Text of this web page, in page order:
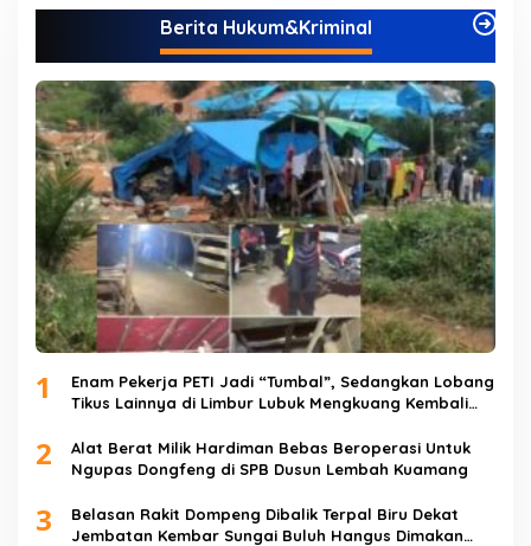
Berita Hukum&Kriminal
1
Enam Pekerja PETI Jadi “Tumbal”, Sedangkan Lobang
Tikus Lainnya di Limbur Lubuk Mengkuang Kembali
2
Alat Berat Milik Hardiman Bebas Beroperasi Untuk
Ngupas Dongfeng di SPB Dusun Lembah Kuamang
3
Belasan Rakit Dompeng Dibalik Terpal Biru Dekat
Jembatan Kembar Sungai Buluh Hangus Dimakan